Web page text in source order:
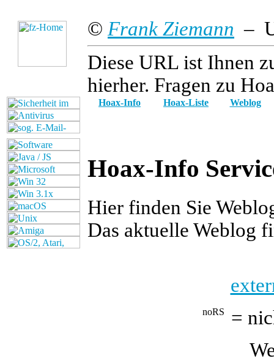
© Frank Ziemann –
Diese URL ist Ihnen
hierher. Fragen zu
Hoax-Info Hoax-Liste Weblog
Hoax-Info
Hier finden Sie
Das aktuelle Weblog
=